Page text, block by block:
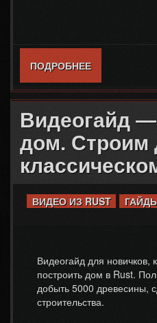
ПОДРОБНЕЕО
НА МИНИМУМ
Видеогайд
дом. Строим
ВИДЕО ИЗ RUST
Видеогайд для новичков,
построить дом в Rust.
добыть 5000 древесины,
строительства.